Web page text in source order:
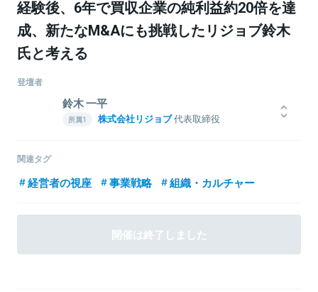
経験後、6年で買収企業の純利益約20倍を達
成、新たなM&Aにも挑戦したリジョブ鈴木
氏と考える
登壇者
鈴木 一平
株式会社リジョブ代表取締役
東大起業サークルTNK所属。20歳で起業。ファッション通販ベンチ
ッション通販ベンチャーの倒産を経験後、株式会社じげんに入社。
社じげん執行役員に就任。事業拡大のみに留まらず、事業を通して
社会課題の解決、そして心の豊かさあふれる社会の実現を目指す。
関連タグ
経営者の視座 事業戦略 組織・カルチャー
開催は終了しました